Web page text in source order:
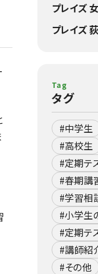
プレイズ
プレイズ
Tag
タグ
#中学生
#高校生
#定期テ
#春期講
#学習相
#小学生
#定期テ
#講師紹
#その他